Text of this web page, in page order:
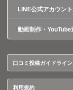
LINE公式アカウン
動画制作・
口コミ投稿ガイドライン
利用規約